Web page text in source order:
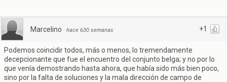
+1
Marcelino · hace 630 semanas
Podemos coincidir todos, más o menos, lo tremendamente
decepcionante que fue el encuentro del conjunto belga; y no por lo
que venía demostrando hasta ahora, que había sido más bien poco,
sino por la falta de soluciones y la mala dirección de campo de